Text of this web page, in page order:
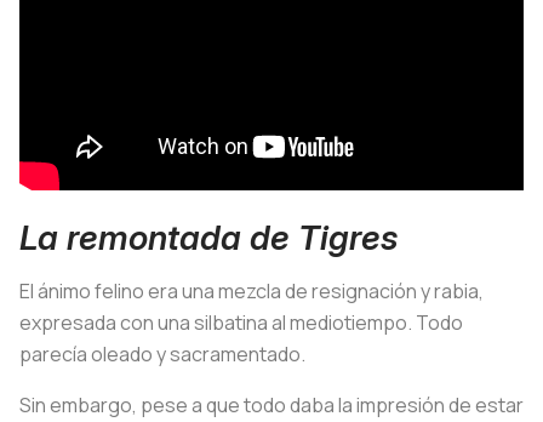
La remontada de Tigres
El ánimo felino era una mezcla de resignación y rabia,
expresada con una silbatina al mediotiempo. Todo
parecía oleado y sacramentado.
Sin embargo, pese a que todo daba la impresión de estar